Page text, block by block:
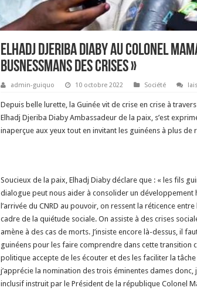
Elhadj Djeriba Diaby au colonel
busnessmans des crises »
admin-guiquo 10 octobre 2022 Société
Depuis belle lurette, la Guinée vit de crise en crise à
Elhadj Djeriba Diaby Ambassadeur de la paix, s’est
inaperçue aux yeux tout en invitant les guinéens à plus de
Soucieux de la paix, Elhadj Diaby déclare que : « les fils
dialogue peut nous aider à consolider un
l’arrivée du CNRD au pouvoir, on ressent la réticence
cadre de la quiétude sociale. On assiste à des crises
amène à des cas de morts. J’insiste encore là-dessus, il
guinéens pour les faire comprendre dans cette transition
politique accepte de les écouter et des les faciliter la tâche
j’apprécie la nomination des trois éminentes dames
inclusif instruit par le Président de la république Colonel